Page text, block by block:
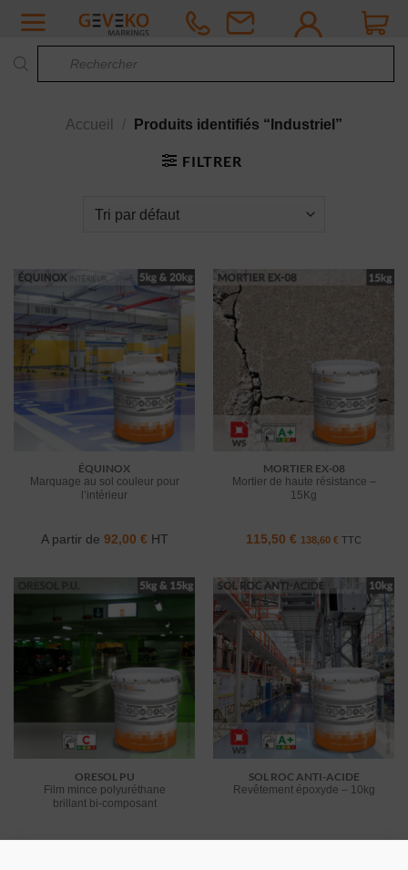
Passer
contenu
Accueil Produits identifiés “Industriel”
FILTRER
ÉQUINOX
Marquage au sol couleur pour
l’intérieur
A partir de 92,00 €HT
MORTIER EX-08
Mortier de haute résistance –
15Kg
115,50 € 138,60 € TTC
ORESOL PU
Film mince polyuréthane
brillant bi-composant
SOL ROC ANTI-ACIDE
Revêtement époxyde – 10kg